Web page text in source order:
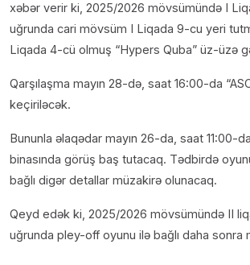
xəbər verir ki, 2025/2026 mövsümündə I
uğrunda cari mövsüm I Liqada 9-cu yeri
Liqada 4-cü olmuş “Hypers Quba” üz-üzə
Qarşılaşma mayın 28-də, saat 16:00-da
keçiriləcək.
Bununla əlaqədar mayın 26-da, saat 11:00-
binasında görüş baş tutacaq. Tədbirdə
bağlı digər detallar müzakirə olunacaq.
Qeyd edək ki, 2025/2026 mövsümündə II
uğrunda pley-off oyunu ilə bağlı daha sonra